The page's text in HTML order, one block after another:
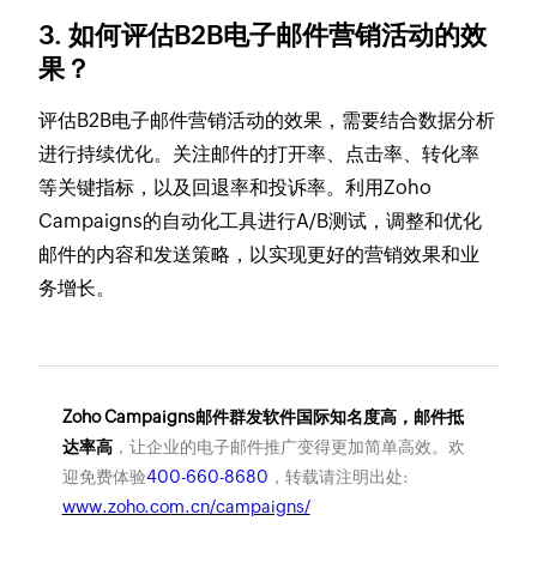
3. 如何评估B2B电子邮件营销活动的效
果？
评估B2B电子邮件营销活动的效果，需要结合数据分析
进行持续优化。关注邮件的打开率、点击率、转化率
等关键指标，以及回退率和投诉率。利用Zoho
Campaigns的自动化工具进行A/B测试，调整和优化
邮件的内容和发送策略，以实现更好的营销效果和业
务增长。
Zoho Campaigns邮件群发软件国际知名度高，邮件抵
达率高，让企业的电子邮件推广变得更加简单高效。欢
迎免费体验400-660-8680 ，转载请注明出处:
www.zoho.com.cn/campaigns/